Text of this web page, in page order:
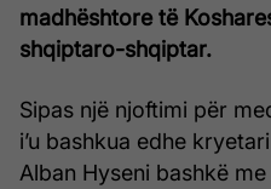
madhështore të
shqiptaro-shqiptar.
Sipas një njoftimi për
i’u bashkua edhe
Alban Hyseni bashkë